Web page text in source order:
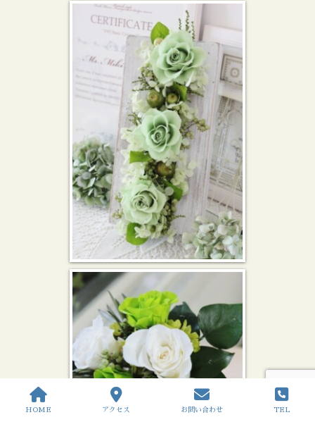
HOME アクセス お問い合わせ TEL